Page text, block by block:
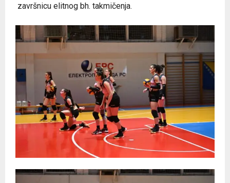
završnicu elitnog bh. takmičenja.